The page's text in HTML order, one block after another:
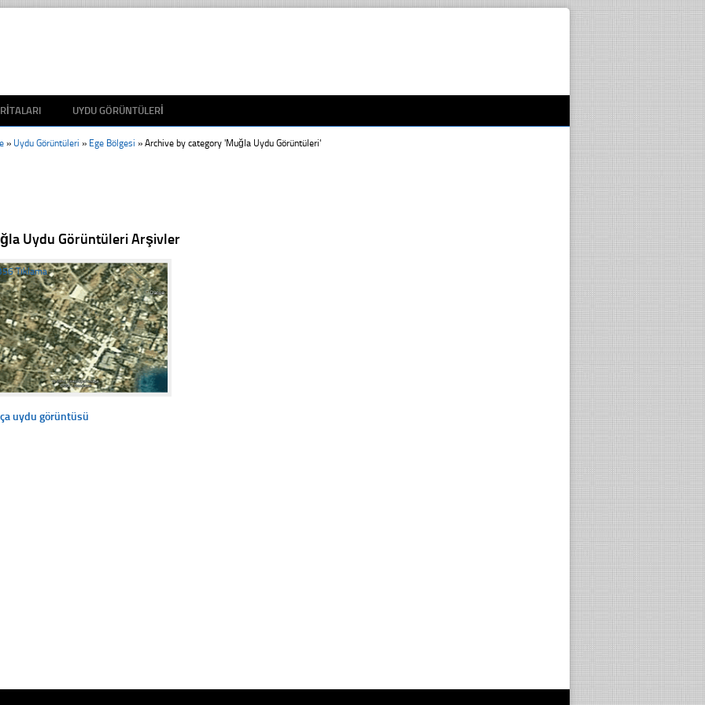
UYDU GÖRÜNTÜLERI
» Uydu Görüntüleri » Ege Bölgesi »Archive by category 'Muğla Uydu Görüntüleri'
Uydu Görüntüleri Arşivler
Tıklama
uydu görüntüsü